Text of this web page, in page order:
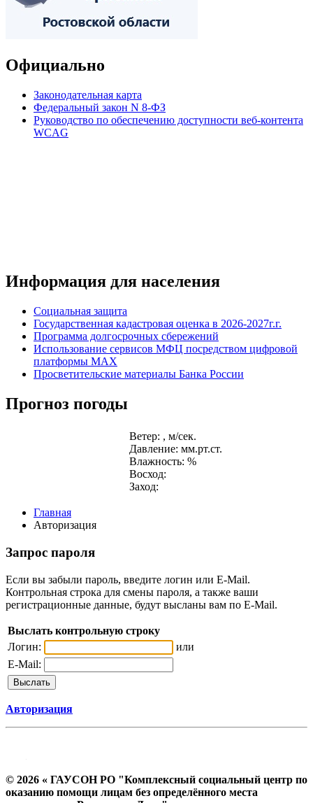
Официально
Законодательная карта
Федеральный закон N 8-ФЗ
Руководство по обеспечению доступности веб-контента
WCAG
Информация для населения
Социальная защита
Государственная кадастровая оценка в 2026-2027г.г.
Программа долгосрочных сбережений
Использование сервисов МФЦ посредством цифровой
платформы MAX
Просветительские материалы Банка России
Прогноз погоды
Ветер: , м/сек.
Давление: мм.рт.ст.
Влажность: %
Восход:
Заход:
Главная
Авторизация
Запрос пароля
Если вы забыли пароль, введите логин или E-Mail.
Контрольная строка для смены пароля, а также ваши
регистрационные данные, будут высланы вам по E-Mail.
Выслать контрольную строку
Логин:
или
E-Mail:
Авторизация
© 2026 « ГАУСОН РО "Комплексный социальный центр по
оказанию помощи лицам без определённого места